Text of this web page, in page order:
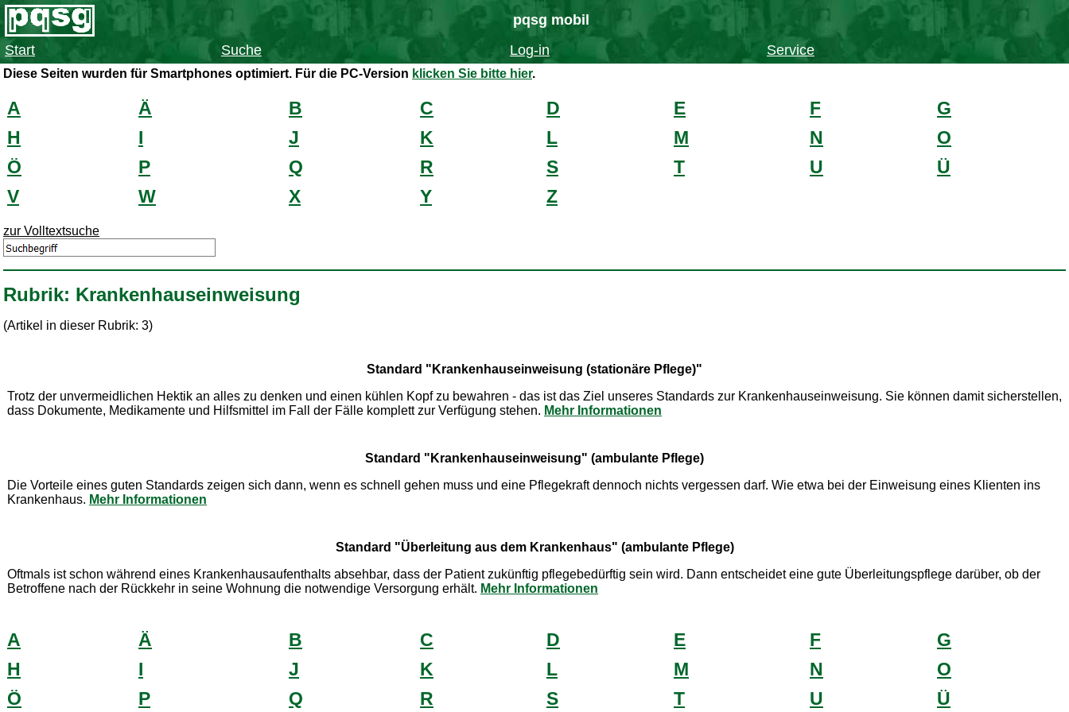
pqsg mobil
Start
Suche Log-in Service
Diese Seiten wurden für Smartphones optimiert. Für die PC-Version klicken Sie bitte hier.
A Ä B C D E F
G
H
I J K L M N
O
Ö
P Q R S T U
Ü
V
W X Y Z
zur Volltextsuche
Rubrik: Krankenhauseinweisung
(Artikel in dieser Rubrik: 3)
Standard "Krankenhauseinweisung (stationäre Pflege)"
Trotz der unvermeidlichen Hektik an alles zu denken und einen kühlen Kopf zu bewahren - das ist das Ziel unseres Standards zur Krankenhauseinweisung. Sie können damit sicherstellen,
dass Dokumente, Medikamente und Hilfsmittel im Fall der Fälle komplett zur Verfügung stehen. Mehr Informationen
Standard "Krankenhauseinweisung" (ambulante Pflege)
Die Vorteile eines guten Standards zeigen sich dann, wenn es schnell gehen muss und eine Pflegekraft dennoch nichts vergessen darf. Wie etwa bei der Einweisung eines Klienten ins
Krankenhaus. Mehr Informationen
Standard "Überleitung aus dem Krankenhaus" (ambulante Pflege)
Oftmals ist schon während eines Krankenhausaufenthalts absehbar, dass der Patient zukünftig pflegebedürftig sein wird. Dann entscheidet eine gute Überleitungspflege darüber, ob der
Betroffene nach der Rückkehr in seine Wohnung die notwendige Versorgung erhält. Mehr Informationen
A Ä B C D E F
G
H
I J K L M N
O
Ö
P Q R S T U Ü